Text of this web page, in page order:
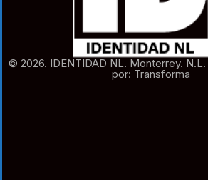
© 2026. IDENTIDAD NL. Monterrey.
por: Transforma